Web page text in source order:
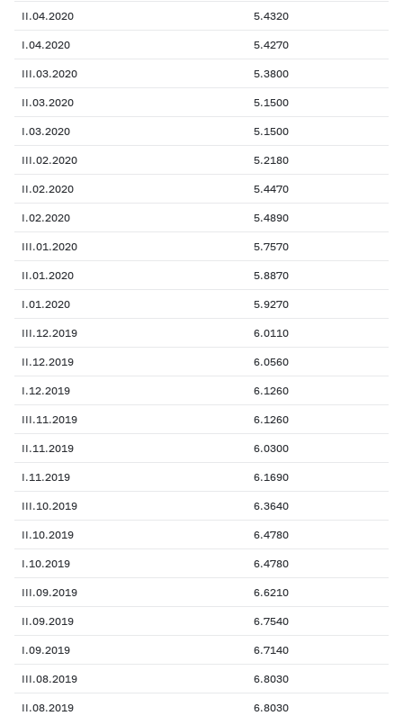
II.04.2020 5.4320
I.04.2020 5.4270
III.03.2020 5.3800
II.03.2020 5.1500
I.03.2020 5.1500
III.02.2020 5.2180
II.02.2020 5.4470
I.02.2020 5.4890
III.01.2020 5.7570
II.01.2020 5.8870
I.01.2020 5.9270
III.12.2019 6.0110
II.12.2019 6.0560
I.12.2019 6.1260
III.11.2019 6.1260
II.11.2019 6.0300
I.11.2019 6.1690
III.10.2019 6.3640
II.10.2019 6.4780
I.10.2019 6.4780
III.09.2019 6.6210
II.09.2019 6.7540
I.09.2019 6.7140
III.08.2019 6.8030
II.08.2019 6.8030